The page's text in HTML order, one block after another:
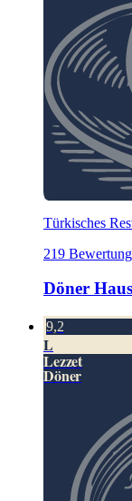
Türkisches
219
Döner Haus
9,2
L
Lezzet
Döner